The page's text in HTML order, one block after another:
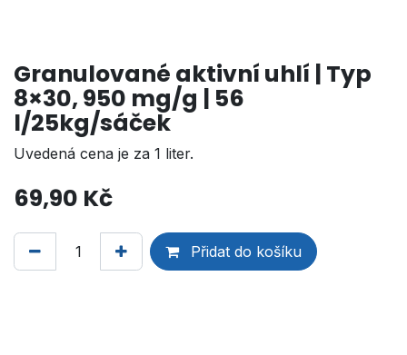
Granulované aktivní uhlí | Typ
8×30, 950 mg/g | 56
l/25kg/sáček
Uvedená cena je za 1 liter.
69,90 Kč
Přidat do košíku